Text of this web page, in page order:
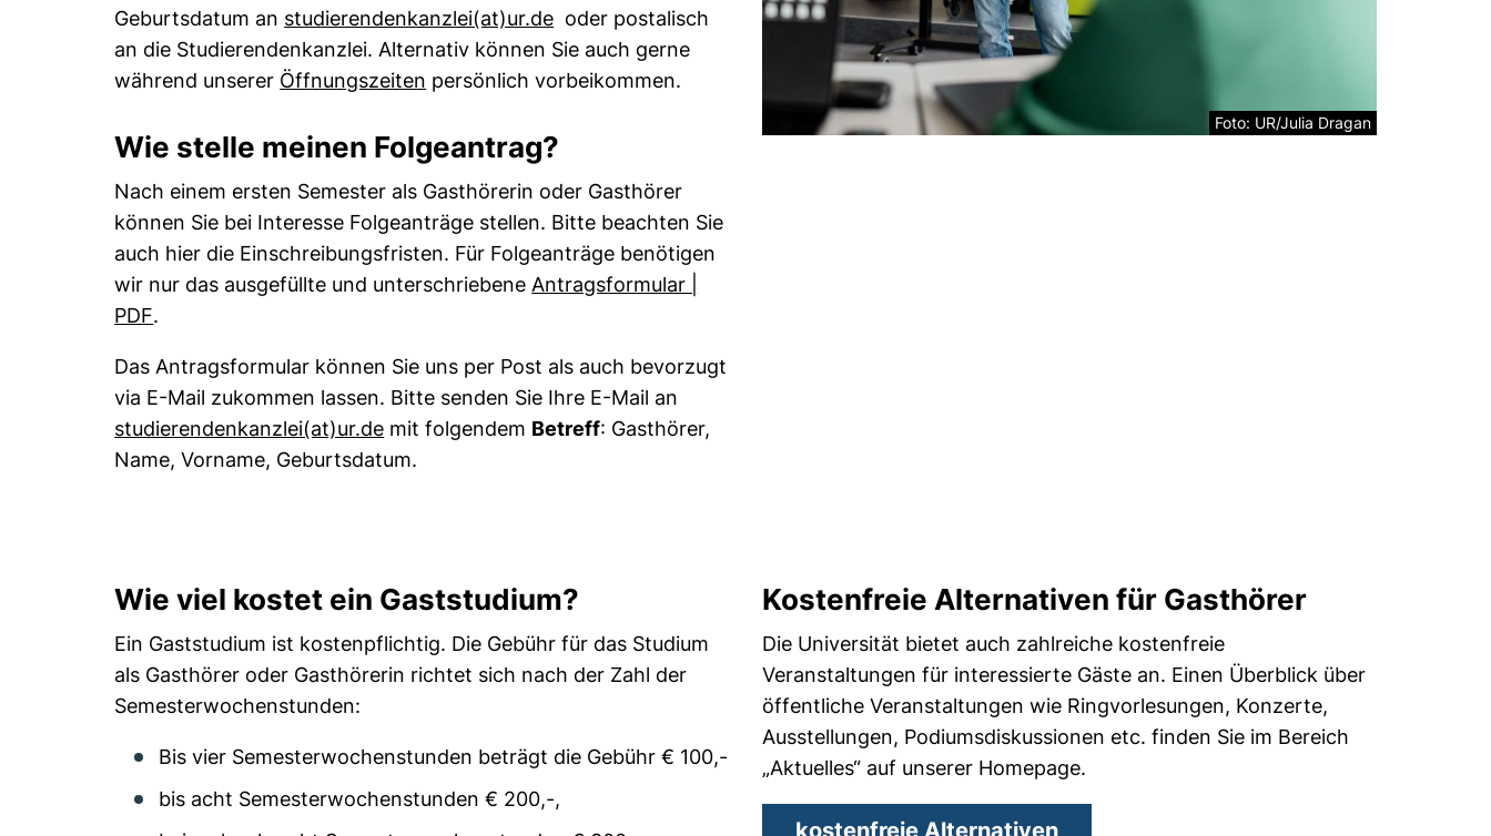
Geburtsdatum an studierendenkanzlei​(at)​​ur.de(öffnet Ihr E-Mail-Programm)
oder postalisch
an die Studierendenkanzlei. Alternativ können Sie auch gerne
während unserer Öffnungszeiten persönlich vorbeikommen.
Wie stelle meinen Folgeantrag?
Nach einem ersten Semester als Gasthörerin oder Gasthörer
können Sie bei Interesse Folgeanträge stellen. Bitte beachten Sie
auch hier die Einschreibungsfristen. Für Folgeanträge benötigen
wir nur das ausgefüllte und unterschriebene Antragsformular |
PDF(öffnet neues Fenster). (nicht barrierefrei)
.
Das Antragsformular können Sie uns per Post als auch bevorzugt
via E-Mail zukommen lassen. Bitte senden Sie Ihre E-Mail an
studierendenkanzlei​(at)​​ur.de(öffnet Ihr E-Mail-Programm)
mit folgendem Betreff: Gasthörer,
Name, Vorname, Geburtsdatum.
Foto: UR/Julia Dragan
Wie viel kostet ein Gaststudium?
Ein Gaststudium ist kostenpflichtig. Die Gebühr für das Studium
als Gasthörer oder Gasthörerin richtet sich nach der Zahl der
Semesterwochenstunden:
Bis vier Semesterwochenstunden beträgt die Gebühr € 100,-
bis acht Semesterwochenstunden € 200,-,
Kostenfreie Alternativen für Gasthörer
Die Universität bietet auch zahlreiche kostenfreie
Veranstaltungen für interessierte Gäste an. Einen Überblick über
öffentliche Veranstaltungen wie Ringvorlesungen, Konzerte,
Ausstellungen, Podiumsdiskussionen etc. finden Sie im Bereich
„Aktuelles“ auf unserer Homepage.
kostenfreie Alternativen